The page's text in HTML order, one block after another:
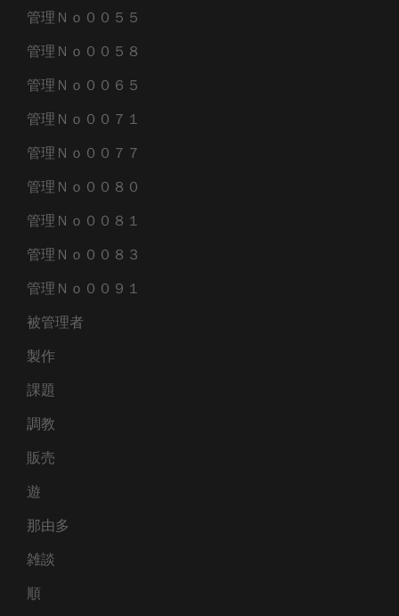
管理Ｎｏ００５５
管理Ｎｏ００５８
管理Ｎｏ００６５
管理Ｎｏ００７１
管理Ｎｏ００７７
管理Ｎｏ００８０
管理Ｎｏ００８１
管理Ｎｏ００８３
管理Ｎｏ００９１
被管理者
製作
課題
調教
販売
遊
那由多
雑談
順